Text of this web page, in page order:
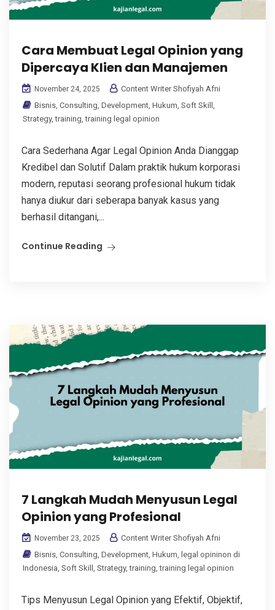
Cara Membuat Legal Opinion yang
Dipercaya Klien dan Manajemen
November 24, 2025
Content Writer Shofiyah Afni
Bisnis, Consulting, Development, Hukum, Soft Skill ,
Strategy,training,training legal opinion
Cara Sederhana Agar Legal Opinion Anda Dianggap
Kredibel dan Solutif Dalam praktik hukum korporasi
modern, reputasi seorang profesional hukum tidak
hanya diukur dari seberapa banyak kasus yang
berhasil ditangani,...
Continue Reading
7 Langkah Mudah Menyusun Legal
Opinion yang Profesional
November 23, 2025
Content Writer Shofiyah Afni
Bisnis, Consulting, Development, Hukum, legal opininon di
Indonesia, Soft Skill , Strategy,training,training legal opinion
Tips Menyusun Legal Opinion yang Efektif, Objektif,